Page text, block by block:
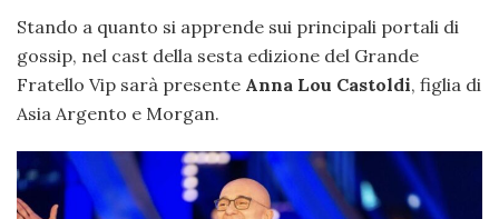
Stando a quanto si apprende sui principali portali di
gossip, nel cast della sesta edizione del Grande
Fratello Vip sarà presente Anna Lou Castoldi, figlia di
Asia Argento e Morgan.